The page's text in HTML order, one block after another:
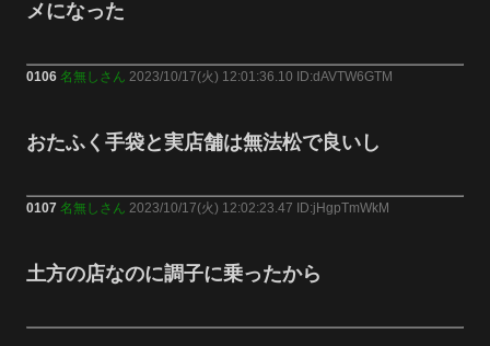
メになった
0106 名無しさん 2023/10/17(火) 12:01:36.10 ID:dAVTW6GTM
おたふく手袋と実店舗は無法松で良いし
0107 名無しさん 2023/10/17(火) 12:02:23.47 ID:jHgpTmWkM
土方の店なのに調子に乗ったから